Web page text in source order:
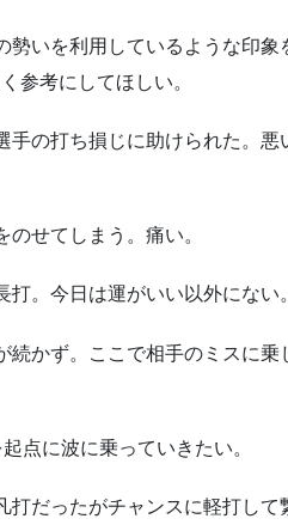
勢いを利用しているような印象
参考にしてほしい。
手の打ち損じに助けられた。悪
せてしまう。痛い。
。今日は運がいい以外にない。
続かず。ここで相手のミスに乗
点に波に乗っていきたい。
打だったがチャンスに軽打して